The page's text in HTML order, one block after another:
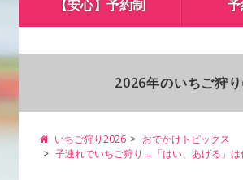
【安心】予約制
2026年のいちご狩
いちご狩り2026
おでかけトピックス
子連れでいちご狩り→「はい、あげる」